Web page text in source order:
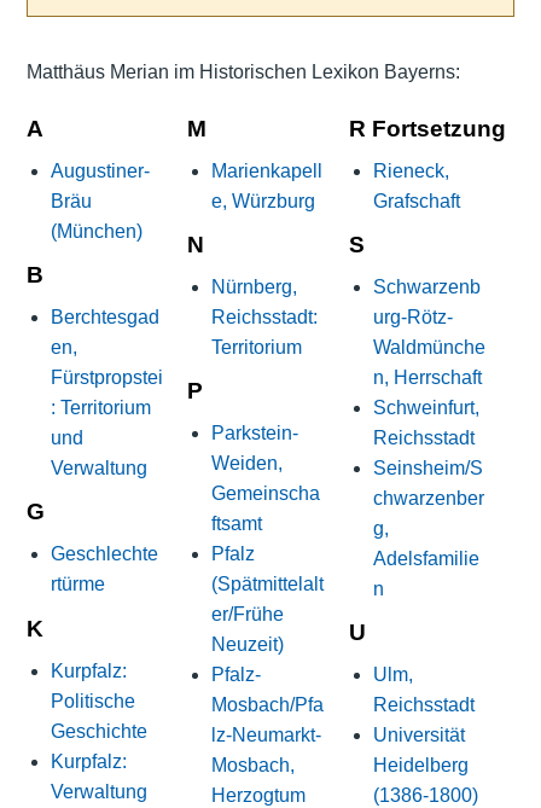
Matthäus Merian im Historischen Lexikon Bayerns:
A
Augustiner-
Bräu
(München)
B
Berchtesgad
en,
Fürstpropstei
: Territorium
und
Verwaltung
G
Geschlechte
rtürme
K
Kurpfalz:
Politische
Geschichte
Kurpfalz:
Verwaltung
M
Marienkapell
e, Würzburg
N
Nürnberg,
Reichsstadt:
Territorium
P
Parkstein-
Weiden,
Gemeinscha
ftsamt
Pfalz
(Spätmittelalt
er/Frühe
Neuzeit)
Pfalz-
Mosbach/Pfa
lz-Neumarkt-
Mosbach,
Herzogtum
R Fortsetzung
Rieneck,
Grafschaft
S
Schwarzenb
urg-Rötz-
Waldmünche
n, Herrschaft
Schweinfurt,
Reichsstadt
Seinsheim/S
chwarzenber
g,
Adelsfamilie
n
U
Ulm,
Reichsstadt
Universität
Heidelberg
(1386-1800)